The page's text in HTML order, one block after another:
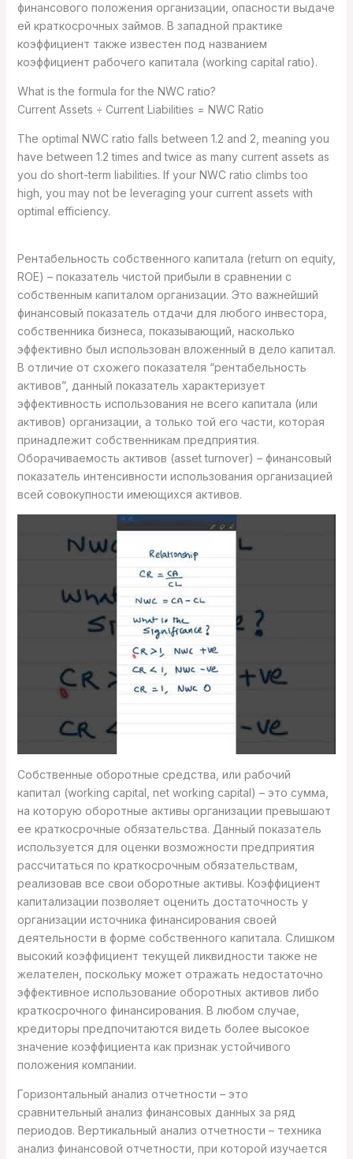
финансового положения организации, опасности выдаче
ей краткосрочных займов. В западной практике
коэффициент также известен под названием
коэффициент рабочего капитала (working capital ratio).
What is the formula for the NWC ratio?
Current Assets ÷ Current Liabilities = NWC Ratio
The optimal NWC ratio falls between 1.2 and 2, meaning you
have between 1.2 times and twice as many current assets as
you do short-term liabilities. If your NWC ratio climbs too
high, you may not be leveraging your current assets with
optimal efficiency.
Рентабельность собственного капитала (return on equity,
ROE) – показатель чистой прибыли в сравнении с
собственным капиталом организации. Это важнейший
финансовый показатель отдачи для любого инвестора,
собственника бизнеса, показывающий, насколько
эффективно был использован вложенный в дело капитал.
В отличие от схожего показателя “рентабельность
активов”, данный показатель характеризует
эффективность использования не всего капитала (или
активов) организации, а только той его части, которая
принадлежит собственникам предприятия.
Оборачиваемость активов (asset turnover) – финансовый
показатель интенсивности использования организацией
всей совокупности имеющихся активов.
Собственные оборотные средства, или рабочий
капитал (working capital, net working capital) – это сумма,
на которую оборотные активы организации превышают
ее краткосрочные обязательства. Данный показатель
используется для оценки возможности предприятия
рассчитаться по краткосрочным обязательствам,
реализовав все свои оборотные активы. Коэффициент
капитализации позволяет оценить достаточность у
организации источника финансирования своей
деятельности в форме собственного капитала. Слишком
высокий коэффициент текущей ликвидности также не
желателен, поскольку может отражать недостаточно
эффективное использование оборотных активов либо
краткосрочного финансирования. В любом случае,
кредиторы предпочитаются видеть более высокое
значение коэффициента как признак устойчивого
положения компании.
Горизонтальный анализ отчетности – это
сравнительный анализ финансовых данных за ряд
периодов. Вертикальный анализ отчетности – техника
анализ финансовой отчетности, при которой изучается